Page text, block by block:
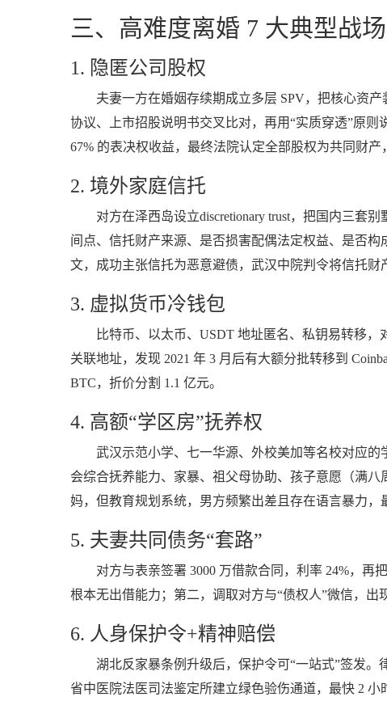
三、高难度离婚 7 大典型战场
1. 隐匿公司股权
夫妻一方在婚姻存续期成立多层 SPV，把核心资
协议、上市招股说明书交叉比对，再用“实质穿透”原
67% 的表决权收益，最终法院认定全部股权为共同财产
2. 境外家庭信托
对方在泽西岛设立discretionary trust，把国内三套
间点、信托财产来源、是否损害配偶法定权益、是否构
文，成功主张信托为恶意避债，武汉中院判令将信托财
3. 虚拟货币冷钱包
比特币、以太币、USDT 地址匿名、私钥易转移
关联地址，发现 2021 年 3 月后有大额分批转移到
BTC，折价分割 1.1 亿元。
4. 高额“学区房”抚养权
武汉示范小学、七一华源、外校美加等名校对应的
会综合抚养能力、家暴、祖父母协助、孩子意愿（满
妈，但教育规划系统，男方频繁出差且存在语言暴力，
5. 夫妻共同债务“套路”
对方与表亲签署 3000 万借款合同，利率 24%，
根本无出借能力；第二，调取对方与“债权人”微信，出
6. 人身保护令+精神赔偿
湖北反家暴条例升级后，保护令可“一站式”签发
省中医院法医司法鉴定所建立绿色验伤通道，最快 2 小